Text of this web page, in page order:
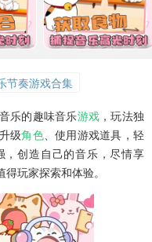
节奏游戏合集
乐的趣味音乐游戏 ，玩法独
级角色、使用游戏道具，轻
，创造自己的音乐，尽情享
玩家探索和体验。